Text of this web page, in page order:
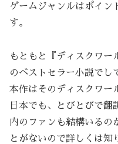
ゲームジャンルはポイ
す。
もともと『ディスクワー
のベストセラー小説でし
本作はそのディスクワー
日本でも、とびとびで翻
内のファンも結構いるの
とがないので詳しくは知